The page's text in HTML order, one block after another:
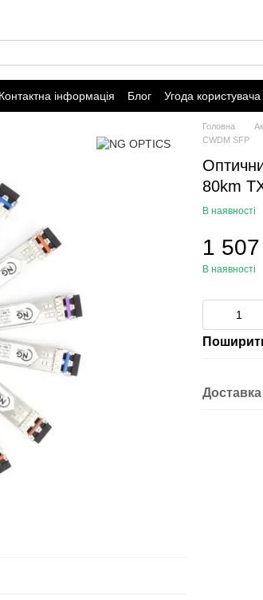
Контактна інформація Блог Угода користувача
Головна
CWDM SFP
80km
В наявності
1 507
В наявності
Доставка